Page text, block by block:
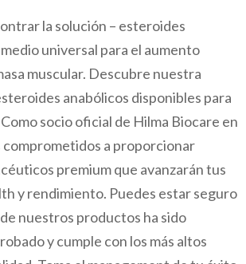
la solución – esteroides
universal para el aumento
muscular. Descubre nuestra
anabólicos disponibles para
socio oficial de Hilma Biocare en
comprometidos a proporcionar
premium que avanzarán tus
y rendimiento. Puedes estar seguro
nuestros productos ha sido
y cumple con los más altos